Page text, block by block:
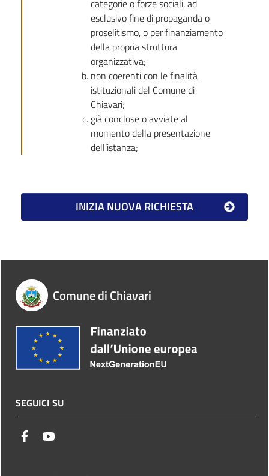
categorie o forze sociali, ad
esclusivo fine di propaganda o
proselitismo, o per finanziamento
della propria struttura
organizzativa;
non coerenti con le finalità
istituzionali del Comune di
Chiavari;
già concluse o avviate al
momento della presentazione
dell’istanza;
Comune di Chiavari
SEGUICI SU
facebook